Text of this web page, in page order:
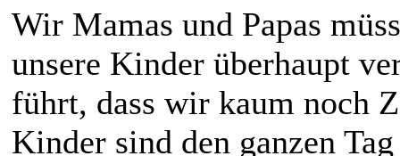
Wir Mamas und Papas
unsere Kinder überhaupt
führt, dass wir kaum noch
Kinder sind den ganzen